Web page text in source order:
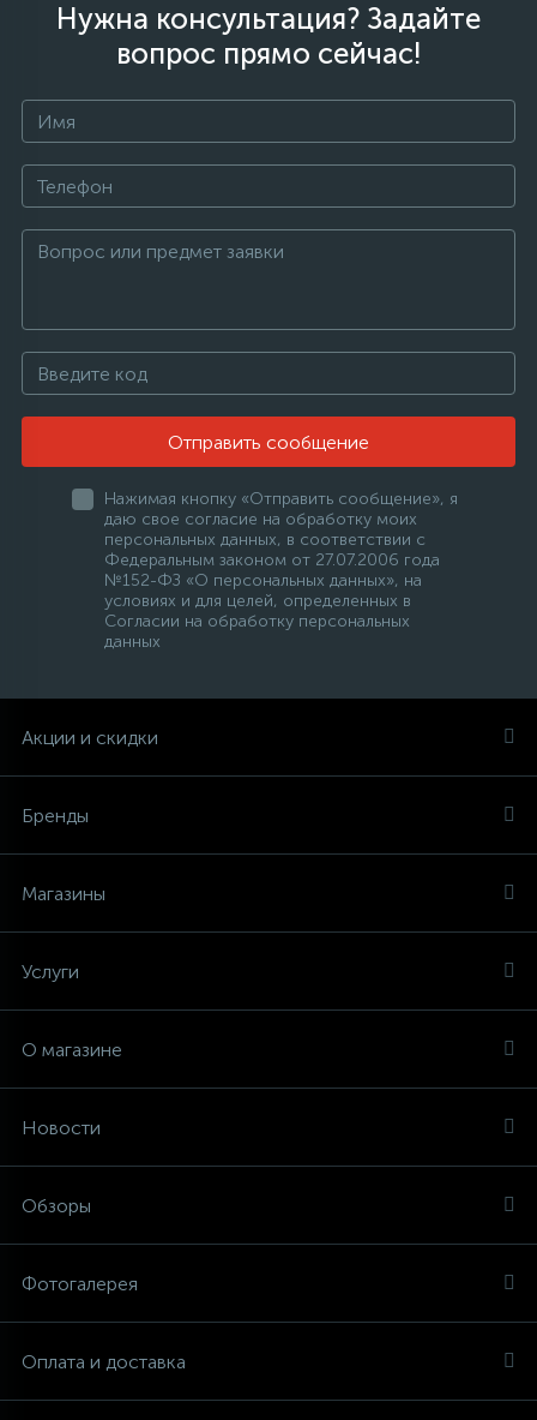
Нужна консультация? Задайте
вопрос прямо сейчас!
Отправить сообщение
Нажимая кнопку «Отправить сообщение», я
даю свое согласие на обработку моих
персональных данных, в соответствии с
Федеральным законом от 27.07.2006 года
№152-ФЗ «О персональных данных», на
условиях и для целей, определенных в
Согласии на обработку персональных
данных
Акции и скидки
Бренды
Магазины
Услуги
О магазине
Новости
Обзоры
Фотогалерея
Оплата и доставка